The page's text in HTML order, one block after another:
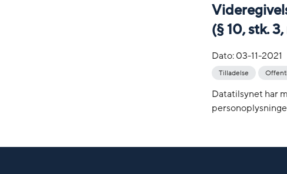
(§ 10, stk.
Dato:03-11-2021
Tilladelse
Datatilsynet har